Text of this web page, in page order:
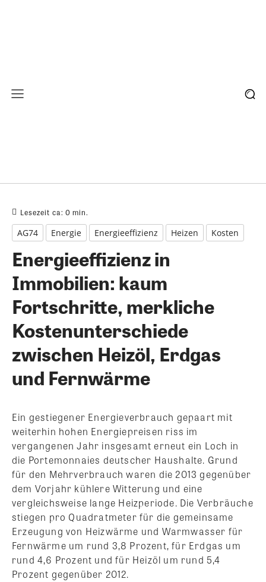
Lesezeit ca: 0 min.
AG74 Energie Energieeffizienz Heizen Kosten
Energieeffizienz in
Immobilien: kaum
Fortschritte, merkliche
Kostenunterschiede
zwischen Heizöl, Erdgas
und Fernwärme
Ein gestiegener Energieverbrauch gepaart mit
weiterhin hohen Energiepreisen riss im
vergangenen Jahr insgesamt erneut ein Loch in
die Portemonnaies deutscher Haushalte. Grund
für den Mehrverbrauch waren die 2013 gegenüber
dem Vorjahr kühlere Witterung und eine
vergleichsweise lange Heizperiode. Die Verbräuche
stiegen pro Quadratmeter für die gemeinsame
Erzeugung von Heizwärme und Warmwasser für
Fernwärme um rund 3,8 Prozent, für Erdgas um
rund 4,6 Prozent und für Heizöl um rund 5,4
Prozent gegenüber 2012.